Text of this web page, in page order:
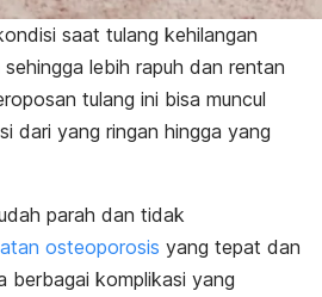
saat tulang kehilangan
lebih rapuh dan rentan
tulang ini bisa muncul
dari yang ringan hingga yang
parah dan tidak
osteoporosis yang tepat dan
berbagai komplikasi yang